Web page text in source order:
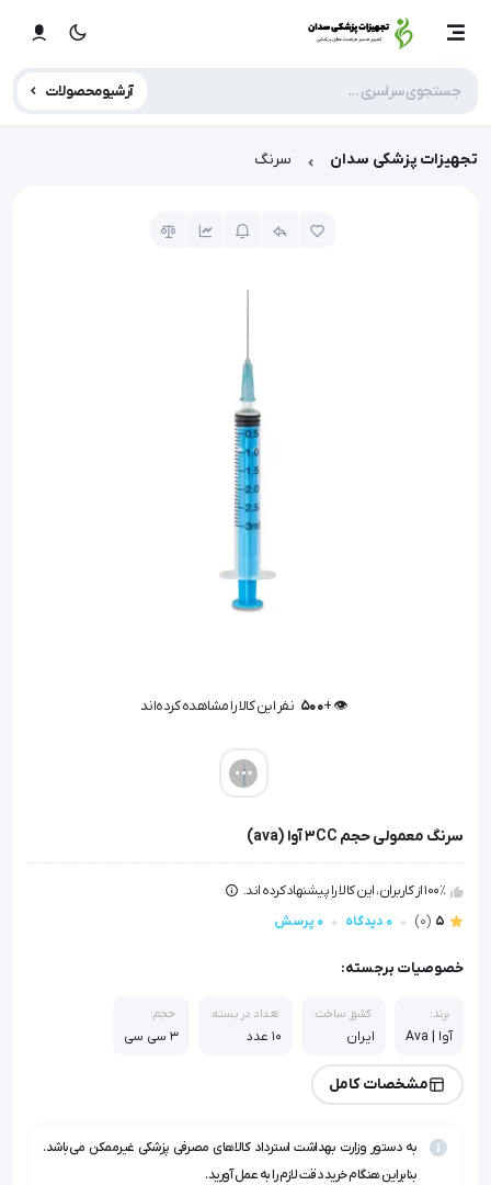
آرشیو محصولات
تجهیزات پزشکی سدان سرنگ
👁️ +
500 نفر این کالا را مشاهده کرده‌اند
سرنگ معمولی حجم 3CC آوا (ava)
100٪ از کاربران، این کالا را پیشنهاد کرده اند.
5
(0) 0 دیدگاه 0 پرسش
خصوصیات برجسته:
برند:
آوا | Ava
کشور ساخت:
ایران
تعداد در بسته:
10 عدد
حجم:
3 سی سی
مشخصات کامل
به دستور وزارت بهداشت استرداد کالاهای مصرفی پزشکی غیرممکن می‌باشد.
بنابراین هنگام خرید دقت لازم را به عمل آورید.